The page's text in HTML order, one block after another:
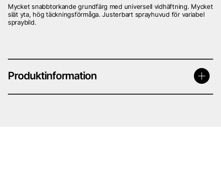
Mycket snabbtorkande grundfärg med universell vidhäftning. Mycket
slät yta, hög täckningsförmåga. Justerbart sprayhuvud för variabel
spraybild.
Produktinformation